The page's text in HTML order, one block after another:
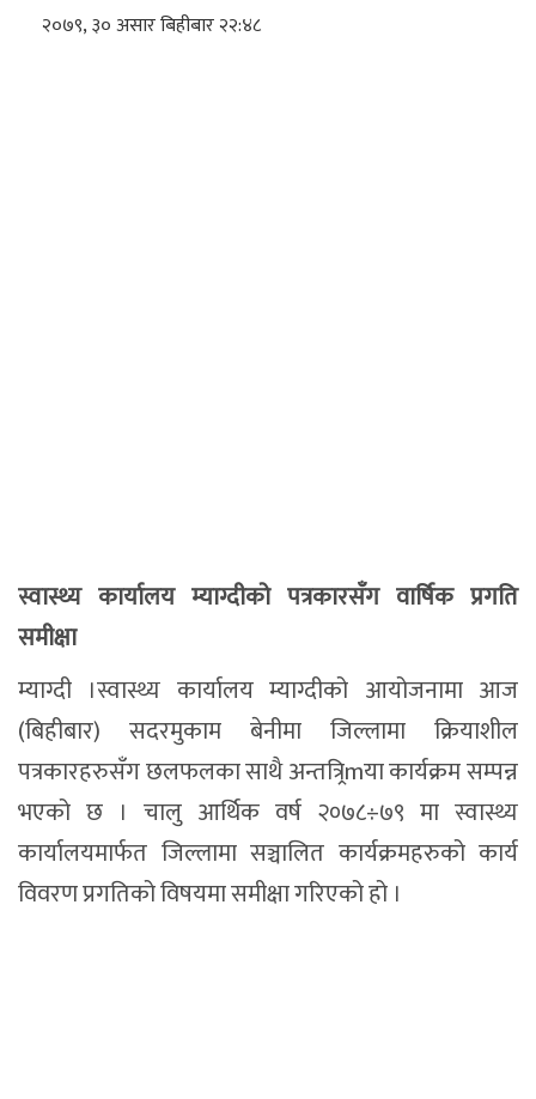
२०७९, ३० असार बिहीबार २२:४८
स्वास्थ्य कार्यालय म्याग्दीको पत्रकारसँग वार्षिक प्रगति
समीक्षा
म्याग्दी ।स्वास्थ्य कार्यालय म्याग्दीको आयोजनामा आज
(बिहीबार) सदरमुकाम बेनीमा जिल्लामा क्रियाशील
पत्रकारहरुसँग छलफलका साथै अन्तत्र्रिmया कार्यक्रम सम्पन्न
भएको छ । चालु आर्थिक वर्ष २०७८÷७९ मा स्वास्थ्य
कार्यालयमार्फत जिल्लामा सञ्चालित कार्यक्रमहरुको कार्य
विवरण प्रगतिको विषयमा समीक्षा गरिएको हो ।